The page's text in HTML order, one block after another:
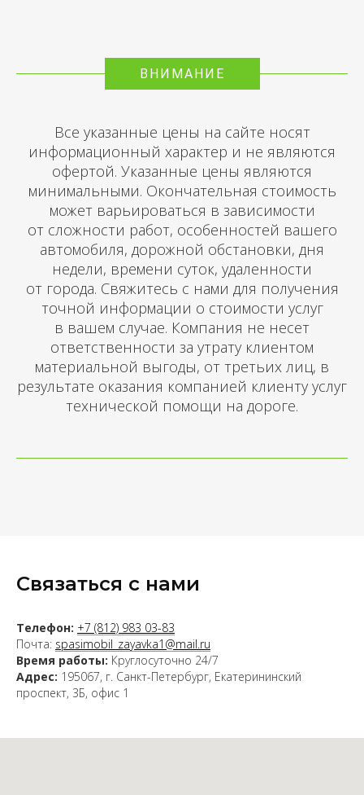
ВНИМАНИЕ
Все указанные цены на сайте носят
информационный характер и не являются
офертой. Указанные цены являются
минимальными. Окончательная стоимость
может варьироваться в зависимости
от сложности работ, особенностей вашего
автомобиля, дорожной обстановки, дня
недели, времени суток, удаленности
от города. Свяжитесь с нами для получения
точной информации о стоимости услуг
в вашем случае. Компания не несет
ответственности за утрату клиентом
материальной выгоды, от третьих лиц, в
результате оказания компанией клиенту услуг
технической помощи на дороге.
Связаться с нами
Телефон: +7 (812) 983 03-83
Почта: spasimobil_zayavka1@mail.ru
Время работы: Круглосуточно 24/7
Адрес: 195067, г. Санкт-Петербург, Екатерининский
проспект, 3Б, офис 1